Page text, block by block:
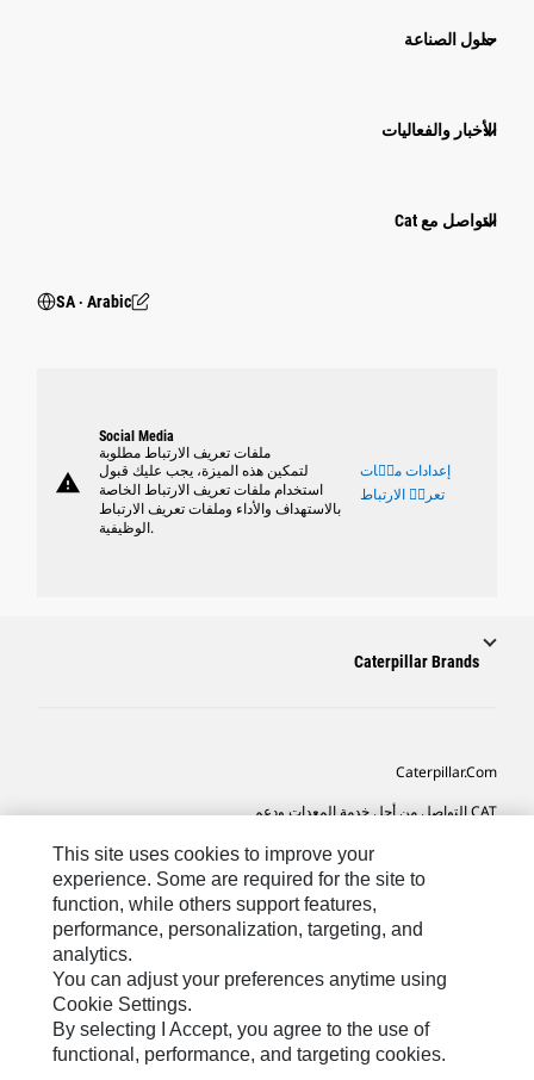
حلول الصناعة
الأخبار والفعاليات
التواصل مع Cat
SA ‧ Arabic
warning
Social Media
ملفات تعريف الارتباط مطلوبة
لتمكين هذه الميزة، يجب عليك قبول
استخدام ملفات تعريف الارتباط الخاصة
بالاستهداف والأداء وملفات تعريف الارتباط
الوظيفية.
إعدادات ملٝات
تعريٝ الارتباط
Caterpillar Brands
Caterpillar.com
CAT التواصل من أجل خدمة المعدات ودعم
تفضيلات التسويق الخاصة بي
خريطة الموقع
Cookie Settings
This site uses cookies to improve your
experience. Some are required for the site to
function, while others support features,
performance, personalization, targeting, and
analytics.
You can adjust your preferences anytime using
Cookie Settings.
By selecting I Accept, you agree to the use of
functional, performance, and targeting cookies.